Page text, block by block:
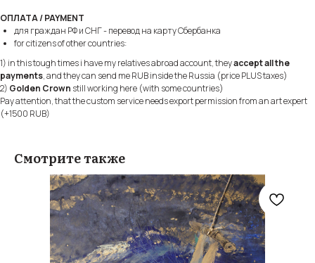
ОПЛАТА / PAYMENT
для граждан РФ и СНГ - перевод на карту Сбербанка
for citizens of other countries:
1) in this tough times i have my relatives abroad account, theyaccept all the
payments, and they can send me RUB inside the Russia (price PLUS taxes)
2) Golden Crown still working here (with some countries)
Pay attention, that the custom service needs export permission from an art expert
(+1500 RUB)
Смотрите также